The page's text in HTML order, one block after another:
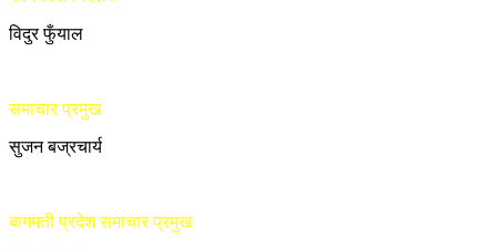
विदुर फुँयाल
समाचार प्रमुख
सुजन बज्रचार्य
बागमती प्रदेश समाचार प्रमुख